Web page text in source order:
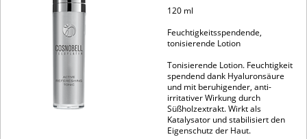
120 ml
Feuchtigkeitsspendende,
tonisierende Lotion
Tonisierende Lotion. Feuchtigkeit
spendend dank Hyaluronsäure
und mit beruhigender, anti-
irritativer Wirkung durch
Süßholzextrakt. Wirkt als
Katalysator und stabilisiert den
Eigenschutz der Haut.